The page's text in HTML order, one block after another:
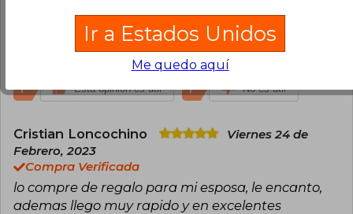
Como siempre buscalibre eficaz llegó en tiempo
récord y como siempre Megan no me defrauda y
me fascinó este libro me lo leí en dos días
1 Esta opinión es útil 1 No es útil
Cristian Loncochino
Viernes 24 de
Febrero, 2023
Compra Verificada
lo compre de regalo para mi esposa, le encanto,
ademas llego muy rapido y en excelentes
Ir a Estados Unidos
Me quedo aquí